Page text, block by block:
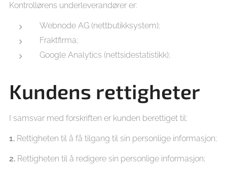
Kontrollørens underleverandører er:
Webnode AG (nettbutikksystem);
Fraktfirma;
Google Analytics (nettsidestatistikk);
Kundens rettigheter
I samsvar med forskriften er kunden berettiget til:
1. Rettigheten til å få tilgang til sin personlige informasjon;
2. Rettigheten til å redigere sin personlige informasjon;